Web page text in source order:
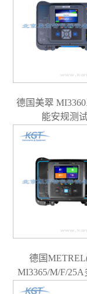
德国美翠
能安规测
德国
MI3365/M/F/25A